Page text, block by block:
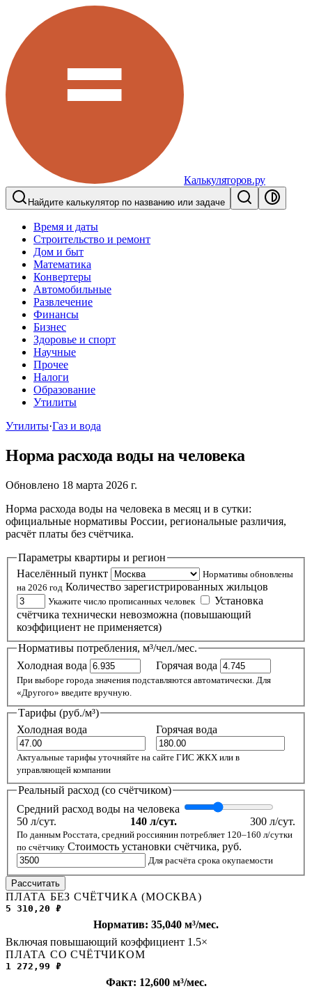
Калькуляторов.ру
Найдите калькулятор по названию или задаче
Время и даты
Строительство и ремонт
Дом и быт
Математика
Конвертеры
Автомобильные
Развлечение
Финансы
Бизнес
Здоровье и спорт
Научные
Прочее
Налоги
Образование
Утилиты
Утилиты·Газ и вода
Норма расхода воды на человека
Обновлено 18 марта 2026 г.
Норма расхода воды на человека в месяц и в сутки:
официальные нормативы России, региональные различия,
расчёт платы без счётчика.
Параметры квартиры и регион
Населённый пункт
Нормативы обновлены
на 2026 год Количество зарегистрированных жильцов
Укажите число прописанных человек
счётчика технически невозможна (повышающий
коэффициент не применяется)
Нормативы потребления, м³/чел./мес.
Холодная вода
Горячая вода
При выборе города значения подставляются автоматически. Для
«Другого» введите вручную.
Тарифы (руб./м³)
Холодная вода
Горячая вода
Актуальные тарифы уточняйте на сайте ГИС ЖКХ или в
управляющей компании
Реальный расход (со счётчиком)
Средний расход воды на человека
50 л/сут.
140 л/сут. 300 л/сут.
По данным Росстата, средний россиянин потребляет 120–160 л/сутки
по счётчику Стоимость установки счётчика, руб.
Для расчёта срока окупаемости
Рассчитать
ПЛАТА БЕЗ СЧЁТЧИКА (МОСКВА)
5 310,20 ₽
Норматив: 35,040 м³/мес.
Включая повышающий коэффициент 1.5×
ПЛАТА СО СЧЁТЧИКОМ
1 272,99 ₽
Факт: 12,600 м³/мес.